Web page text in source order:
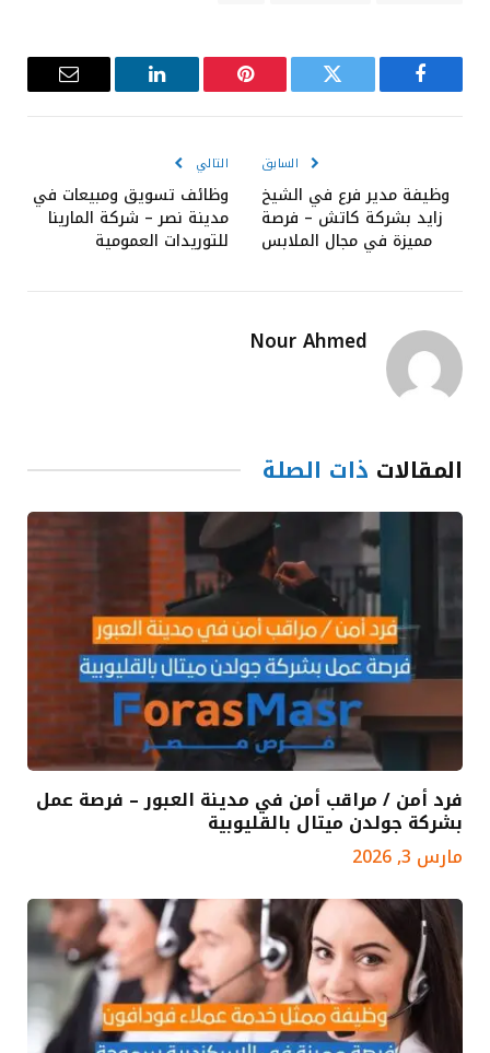
فيسبوك تويتر بينتيريست لينكدإن
البريد
السابق
وظيفة مدير فرع في الشيخ
زايد بشركة كاتش – فرصة
مميزة في مجال الملابس
التالي
وظائف تسويق ومبيعات في
مدينة نصر – شركة المارينا
للتوريدات العمومية
Nour Ahmed
المقالات ذات الصلة
فرد أمن / مراقب أمن في مدينة العبور – فرصة عمل
بشركة جولدن ميتال بالقليوبية
مارس 3, 2026